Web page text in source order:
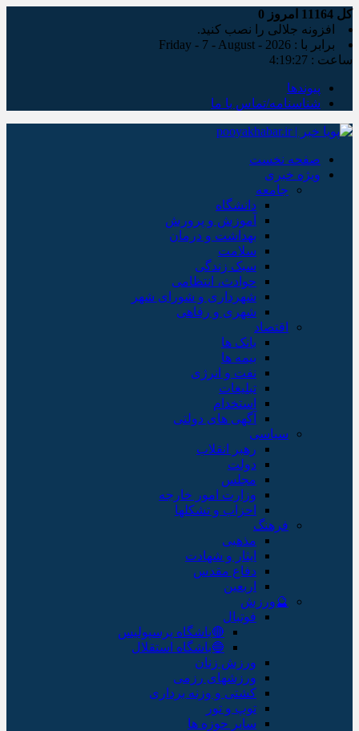
کل امروز 0
افزونه جلالی را نصب کنید.
برابر با : Friday - 7 - August - 2026
ساعت : 4:19:28
پیوندها
شناسنامه/تماس با ما
صفحه نخست
ویژه خبری
جامعه
دانشگاه
آموزش و پرورش
بهداشت و درمان
سلامت
سبک زندگی
حوادث، انتظامی
شهرداری و شورای شهر
شهری و رفاهی
اقتصاد
بانک ها
بیمه ها
نفت و انرژی
تبلیغات
استخدام
آگهی های دولتی
سیاسی
رهبر انقلاب
دولت
مجلس
وزارت امور خارجه
احزاب و تشکلها
فرهنگ
مذهبی
ایثار و شهادت
دفاع مقدس
اربعین
🔮ورزش
فوتبال
🔴باشگاه پرسپولیس
🔵باشگاه استقلال
ورزش زنان
ورزشهای رزمی
کشتی و وزنه برداری
توپ و تور
سایر حوزه ها